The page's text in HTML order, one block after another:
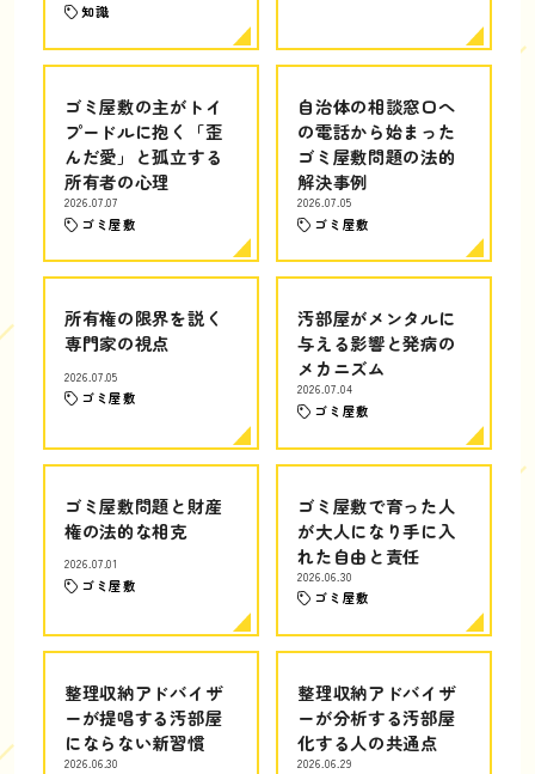
知識
ゴミ屋敷の主がトイ
プードルに抱く「歪
んだ愛」と孤立する
所有者の心理
2026.07.07
ゴミ屋敷
自治体の相談窓口へ
の電話から始まった
ゴミ屋敷問題の法的
解決事例
2026.07.05
ゴミ屋敷
所有権の限界を説く
専門家の視点
2026.07.05
ゴミ屋敷
汚部屋がメンタルに
与える影響と発病の
メカニズム
2026.07.04
ゴミ屋敷
ゴミ屋敷問題と財産
権の法的な相克
2026.07.01
ゴミ屋敷
ゴミ屋敷で育った人
が大人になり手に入
れた自由と責任
2026.06.30
ゴミ屋敷
整理収納アドバイザ
ーが提唱する汚部屋
にならない新習慣
2026.06.30
整理収納アドバイザ
ーが分析する汚部屋
化する人の共通点
2026.06.29